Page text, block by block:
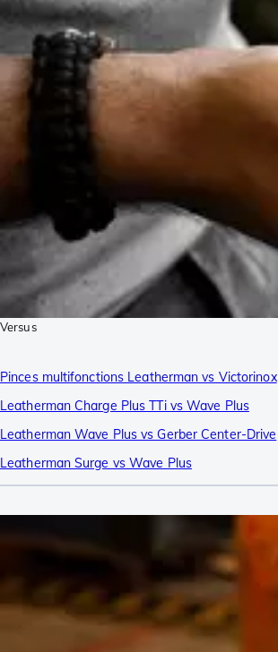
Versus
Pinces multifonctions Leatherman vs Victorinox
Leatherman Charge Plus TTi vs Wave Plus
Leatherman Wave Plus vs Gerber Center-Drive
Leatherman Surge vs Wave Plus